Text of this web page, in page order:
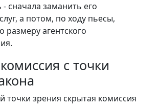
- сначала заманить его
а потом, по ходу пьесы,
размеру агентского
с точки
точки зрения скрытая комиссия